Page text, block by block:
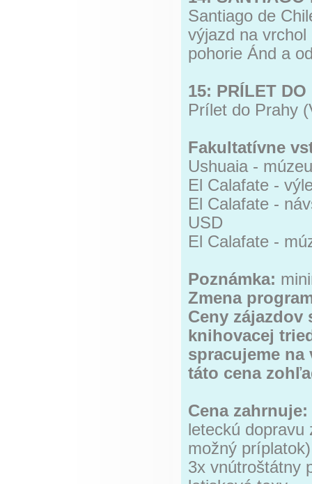
Santiago de
výjazd na
pohorie Ánd a
15: PRÍLET DO
Prílet do Prahy
Fakultatívne
Ushuaia -
El Calafate -
El Calafate -
USD
El Calafate -
Poznámka:
Zmena
Ceny
knihovacej
spracujeme
táto cena
Cena zahrnuje:
leteckú dopravu
možný príplatok)
3x vnútroštátny